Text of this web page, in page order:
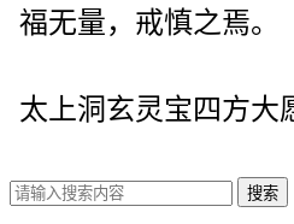
福无量，戒慎之焉。
太上洞玄灵宝四方大
搜索